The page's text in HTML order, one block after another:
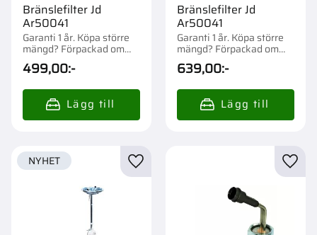
Bränslefilter Jd
Ar50041
Garanti 1 år. Köpa större
mängd? Förpackad om
1/12 st.
499,00:-
Bränslefilter Jd
Ar50041
Garanti 1 år. Köpa större
mängd? Förpackad om
1/12 st.
639,00:-
NYHET Lägg till i favoriter